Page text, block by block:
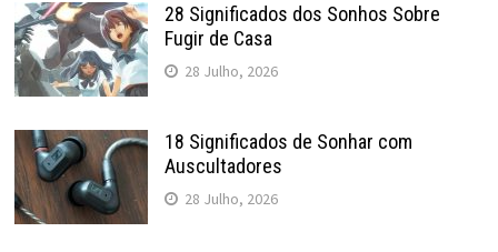
28 Significados dos Sonhos Sobre
Fugir de Casa
28 Julho, 2026
18 Significados de Sonhar com
Auscultadores
28 Julho, 2026